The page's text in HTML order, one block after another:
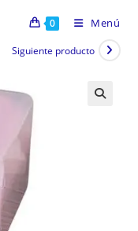
0 Menú
Siguiente producto